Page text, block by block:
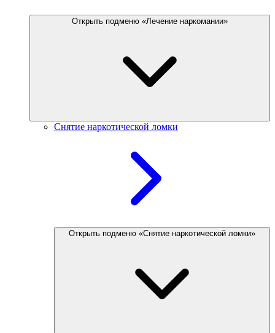
Открыть подменю «Лечение наркомании»
Снятие наркотической ломки
Открыть подменю «Снятие наркотической ломки»